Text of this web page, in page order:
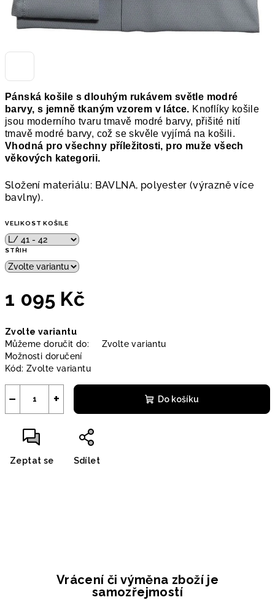
Pánská košile s dlouhým rukávem světle modré
barvy, s jemně tkaným vzorem v látce. Knoflíky košile
jsou moderního tvaru tmavě modré barvy, přišité nití
tmavě modré barvy, což se skvěle vyjímá na košili.
Vhodná pro všechny příležitosti, pro muže všech
věkových kategorii.
Složení materiálu: BAVLNA, polyester (výrazně více
bavlny).
VELIKOST KOŠILE
STŘIH
1 095 Kč
cena:
Zvolte variantu
Můžeme doručit do:
Zvolte variantu
Možnosti doručení
Kód: Zvolte variantu
+
− Do košíku
Zeptat se Sdílet
Vrácení či výměna zboží je
samozřejmostí